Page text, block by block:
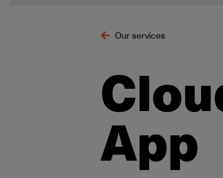
Our services
App